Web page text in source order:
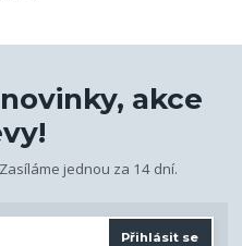
akce
jednou za 14 dní.
Přihlásit se